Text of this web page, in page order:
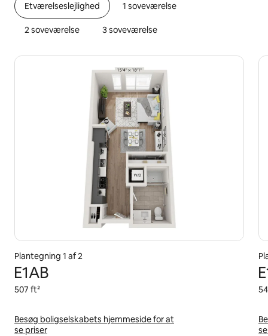
Etværelseslejlighed 1 soveværelse
2 soveværelse 3 soveværelse
Plantegning 1 af 2
E1AB
507 ft²
Besøg boligselskabets hjemmeside for at
se priser